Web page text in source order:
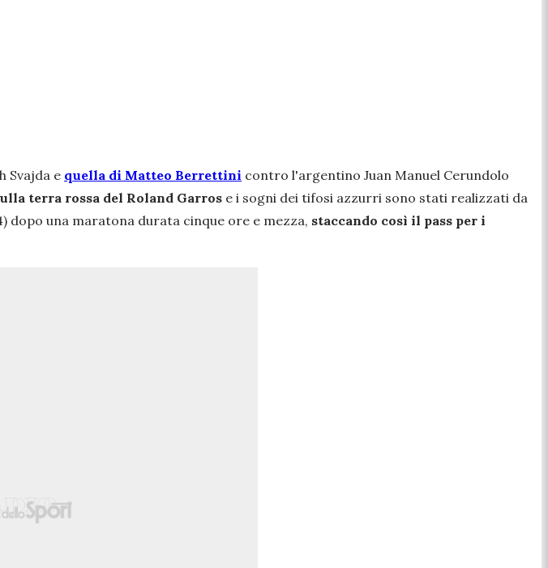
Svajda e quella di Matteo Berrettini contro l'argentino Juan Manuel Cerundolo
terra rossa del Roland Garros e i sogni dei tifosi azzurri sono stati realizzati da
dopo una maratona durata cinque ore e mezza, staccando così il pass per i